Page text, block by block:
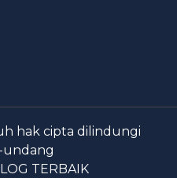
hak cipta dilindungi
TERBAIK